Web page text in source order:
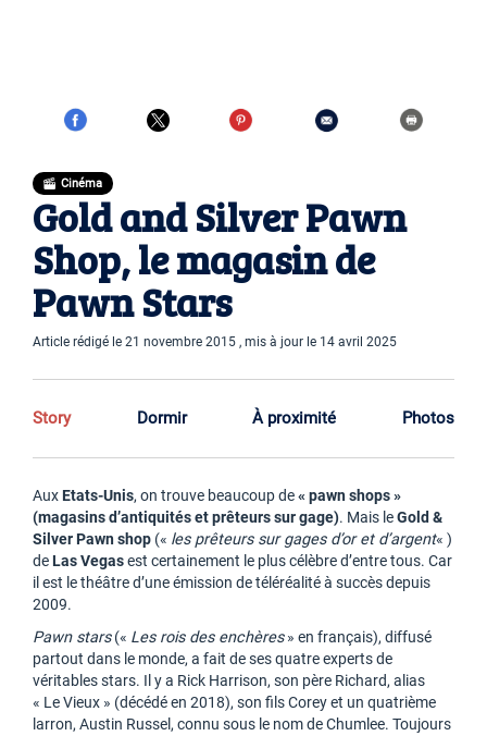
Cinéma
Gold and Silver Pawn
Shop, le magasin de
Pawn Stars
Article rédigé le 21 novembre 2015 , mis à jour le 14 avril 2025
Story Dormir À proximité Photos
AuxEtats-Unis, on trouve beaucoup de« pawn shops »
(magasins d’antiquités et prêteurs sur gage). Mais leGold &
Silver Pawn shop (« les prêteurs sur gages d’or et d’argent« )
deLas Vegasest certainement le plus célèbre d’entre tous. Car
il est le théâtre d’une émission de téléréalité à succès depuis
2009.
Pawn stars(« Les rois des enchères» en français), diffusé
partout dans le monde, a fait de ses quatre experts de
véritables stars. Il y a Rick Harrison, son père Richard, alias
« Le Vieux » (décédé en 2018), son fils Corey et un quatrième
larron, Austin Russel, connu sous le nom de Chumlee. Toujours